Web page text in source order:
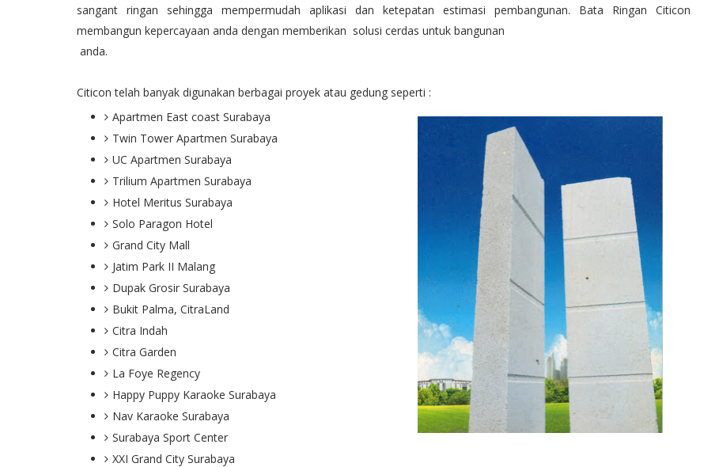
sangant ringan sehingga mempermudah aplikasi dan ketepatan estimasi pembangunan. Bata Ringan Citicon
membangun kepercayaan anda dengan memberikan solusi cerdas untuk bangunan
anda.
Citicon telah banyak digunakan berbagai proyek atau gedung seperti :
Apartmen East coast Surabaya
Twin Tower Apartmen Surabaya
UC Apartmen Surabaya
Trilium Apartmen Surabaya
Hotel Meritus Surabaya
Solo Paragon Hotel
Grand City Mall
Jatim Park II Malang
Dupak Grosir Surabaya
Bukit Palma, CitraLand
Citra Indah
Citra Garden
La Foye Regency
Happy Puppy Karaoke Surabaya
Nav Karaoke Surabaya
Surabaya Sport Center
XXI Grand City Surabaya